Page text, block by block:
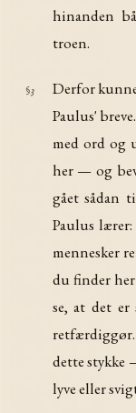
hinanden
troen.
§3
Derfor
Paulus'
med ord og
her — og
gået sådan
Paulus
mennesker
du finder
se, at det er
retfærdiggør.
dette stykke
lyve eller